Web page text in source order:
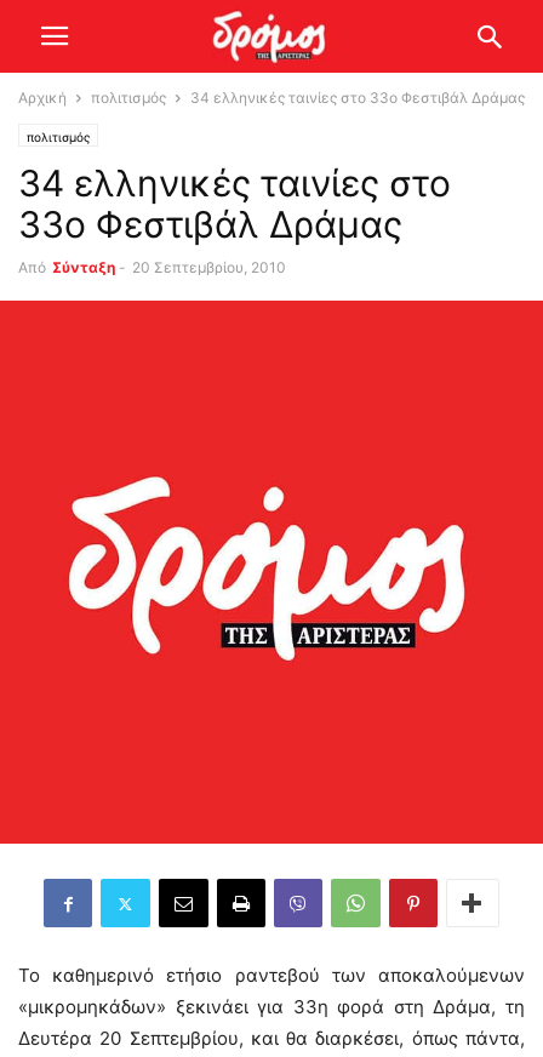
Αρχική πολιτισμός 34 ελληνικές ταινίες στο 33ο Φεστιβάλ Δράμας
πολιτισμός
34 ελληνικές ταινίες στο
33ο Φεστιβάλ Δράμας
Από Σύνταξη - 20 Σεπτεμβρίου, 2010
Το καθημερινό ετήσιο ραντεβού των αποκαλούμενων
«μικρομηκάδων» ξεκινάει για 33η φορά στη Δράμα, τη
Δευτέρα 20 Σεπτεμβρίου, και θα διαρκέσει, όπως πάντα,